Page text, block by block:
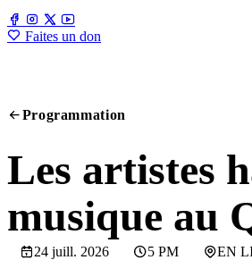
Faites un don
Programmation
Les artistes
musique au
24 juill. 2026 5 PM EN